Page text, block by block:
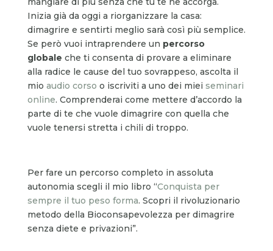
Inizia già da oggi a riorganizzare la casa:
dimagrire e sentirti meglio sarà così più semplice.
Se però vuoi intraprendere un percorso
globale che ti consenta di provare a eliminare
alla radice le cause del tuo sovrappeso, ascolta il
mio audio corso o iscriviti a uno dei miei seminari
online. Comprenderai come mettere d’accordo la
parte di te che vuole dimagrire con quella che
vuole tenersi stretta i chili di troppo.
Per fare un percorso completo in assoluta
autonomia scegli il mio libro “Conquista per
sempre il tuo peso forma. Scopri il rivoluzionario
metodo della Bioconsapevolezza per dimagrire
senza diete e privazioni”.